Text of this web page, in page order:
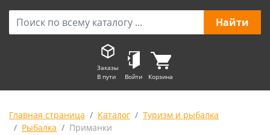
Заказы
В пути
Войти Корзина
Главная страница Каталог
Туризм и рыбалка
Рыбалка
Приманки